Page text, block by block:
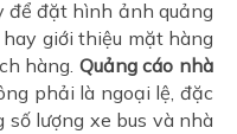
để đặt hình ảnh quảng
giới thiệu mặt hàng
hàng. Quảng cáo nhà
phải là ngoại lệ, đặc
lượng xe bus và nhà